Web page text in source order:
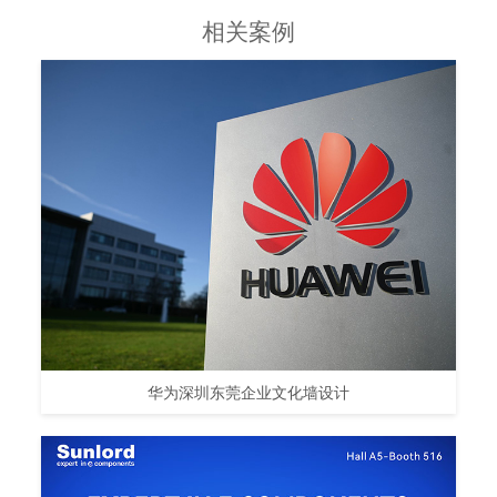
相关案例
华为深圳东莞企业文化墙设计